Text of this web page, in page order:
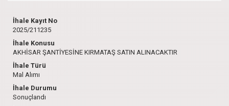
İhale Kayıt No
2025/211235
İhale Konusu
AKHİSAR ŞANTİYESİNE KIRMATAŞ SATIN ALINACAKTIR
İhale Türü
Mal Alımı
İhale Durumu
Sonuçlandı